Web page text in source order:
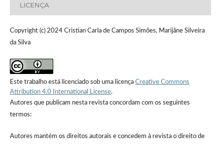
LICENÇA
Copyright (c) 2024 Cristian Carla de Campos Simões, Marijâne Silveira
da Silva
Este trabalho está licenciado sob uma licença Creative Commons
Attribution 4.0 International License.
Autores que publicam nesta revista concordam com os seguintes
termos:
Autores mantém os direitos autorais e concedem à revista o direito de